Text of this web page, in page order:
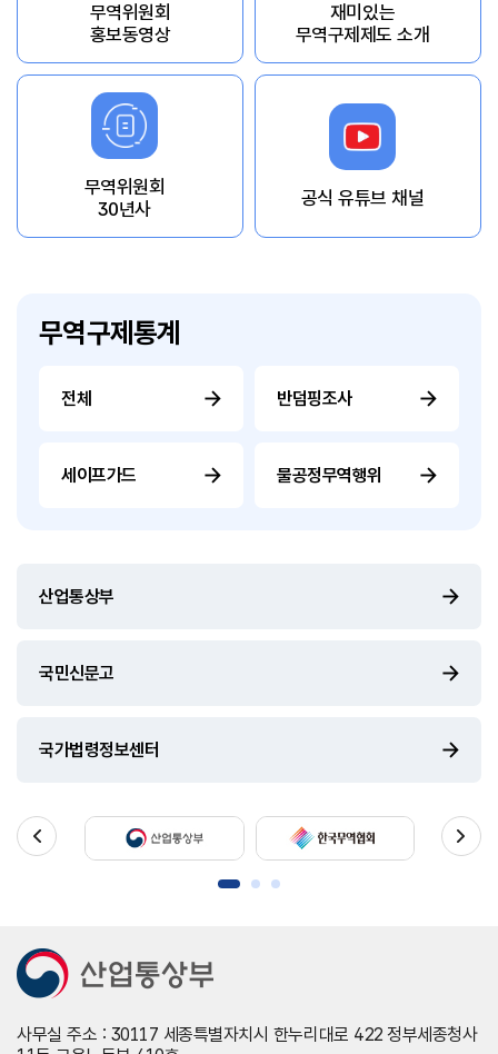
무역위원회
홍보동영상
재미있는
무역구제제도 소개
무역위원회
30년사
공식 유튜브 채널
무역구제통계
전체 반덤핑조사
세이프가드 불공정무역행위
산업통상부
국민신문고
국가법령정보센터
사무실 주소 : 30117 세종특별자치시 한누리대로 422 정부세종청사